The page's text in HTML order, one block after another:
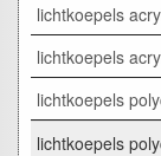
lichtkoepels
lichtkoepels
lichtkoepels
lichtkoepels